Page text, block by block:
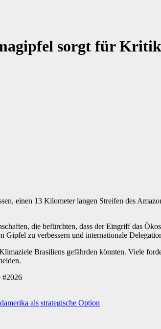
sorgt für Kritik
einen 13 Kilometer langen Streifen des
die befürchten, dass der Eingriff das
zu verbessern und internationale
Brasiliens gefährden könnten. Viele
#2026
als strategische Option